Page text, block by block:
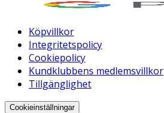
Köpvillkor
Integritetspolicy
Cookiepolicy
Kundklubbens medlemsvillkor
Tillgänglighet
Cookieinställningar